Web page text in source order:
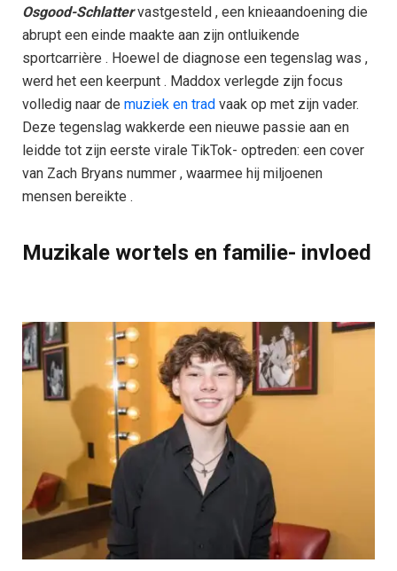
Osgood-Schlattervastgesteld , een knieaandoening die
abrupt een einde maakte aan zijn ontluikende
sportcarrière . Hoewel de diagnose een tegenslag was ,
werd het een keerpunt . Maddox verlegde zijn focus
volledig naar de muziek en trad vaak op met zijn vader.
Deze tegenslag wakkerde een nieuwe passie aan en
leidde tot zijn eerste virale TikTok- optreden: een cover
van Zach Bryans nummer , waarmee hij miljoenen
mensen bereikte .
Muzikale wortels en familie- invloed